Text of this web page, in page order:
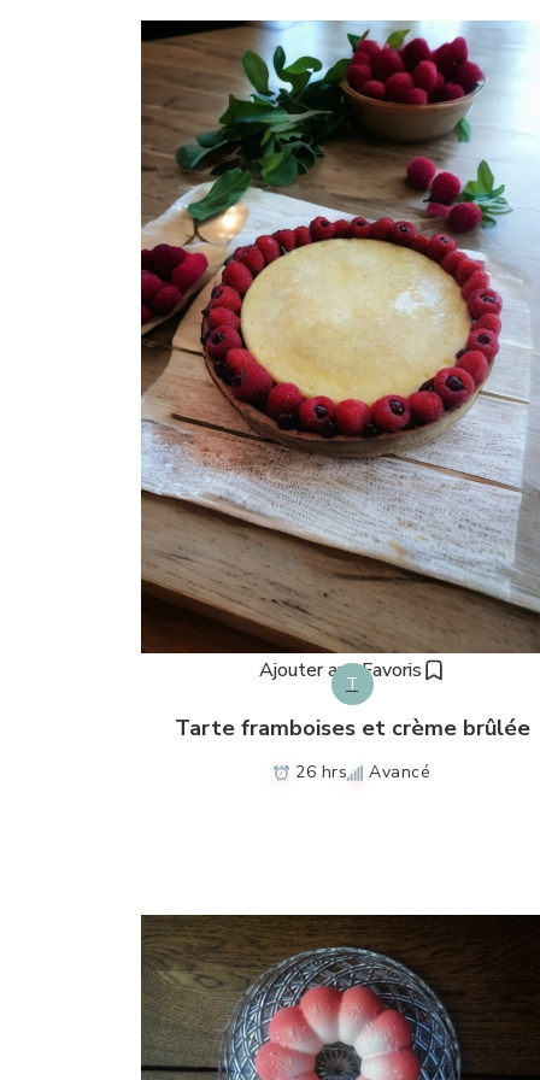
Ajouter aux Favoris
T
Tarte framboises et crème brûlée
26 hrs Avancé